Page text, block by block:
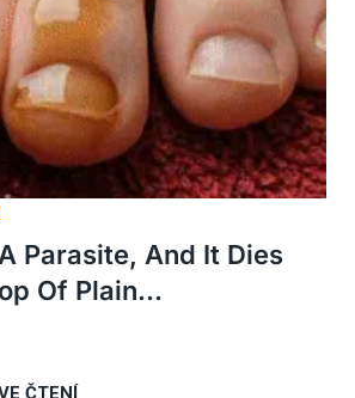
Parasite, And It Dies
Of Plain...